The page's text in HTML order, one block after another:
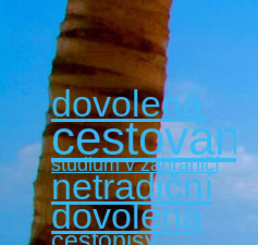
dovolená
cestování
studium v zahraničí
netradiční
dovolená